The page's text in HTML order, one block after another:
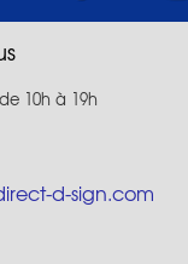
10h à 19h
d-sign.com